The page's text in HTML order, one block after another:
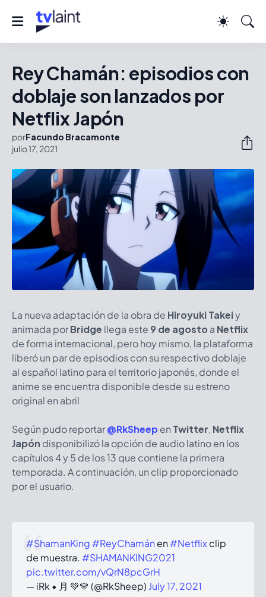
Rey Chamán: episodios con
doblaje son lanzados por
Netflix Japón
porFacundo Bracamonte
julio 17, 2021
La nueva adaptación de la obra de Hiroyuki Takeiy
animada porBridge llega este 9 de agosto a Netflix
de forma internacional, pero hoy mismo, la plataforma
liberó un par de episodios con su respectivo doblaje
al español latino para el territorio japonés, donde el
anime se encuentra disponible desde su estreno
original en abril
Según pudo reportar@RkSheepen Twitter, Netflix
Japón disponibilizó la opción de audio latino en los
capítulos 4 y 5 de los 13 que contiene la primera
temporada. A continuación, un clip proporcionado
por el usuario.
#ShamanKing#ReyChamán en#Netflixclip
de muestra. #SHAMANKING2021
pic.twitter.com/vQrN8pcGrH
— iRk • 月 💚💛 (@RkSheep) July 17, 2021